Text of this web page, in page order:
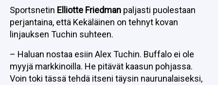
Sportsnetin Elliotte Friedman paljasti puolestaan
perjantaina, että Kekäläinen on tehnyt kovan
linjauksen Tuchin suhteen.
– Haluan nostaa esiin Alex Tuchin. Buffalo ei ole
myyjä markkinoilla. He pitävät kaasun pohjassa.
Voin toki tässä tehdä itseni täysin naurunalaiseksi,